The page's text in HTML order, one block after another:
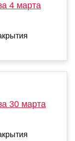
4 марта
30 марта